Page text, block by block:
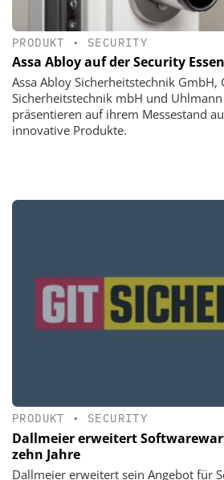
PRODUKT • SECURITY
Assa Abloy auf der Security
Assa Abloy Sicherheitstechnik GmbH,
Sicherheitstechnik mbH und
präsentieren auf ihrem Messestand
innovative Produkte.
PRODUKT • SECURITY
Dallmeier erweitert
zehn Jahre
Dallmeier erweitert sein Angebot für